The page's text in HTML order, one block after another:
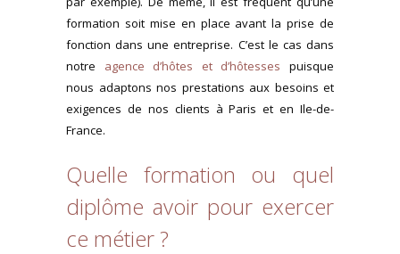
formation soit mise en place avant la prise de
fonction dans une entreprise. C’est le cas dans
notre agence d’hôtes et d’hôtesses puisque
nous adaptons nos prestations aux besoins et
exigences de nos clients à Paris et en Ile-de-
France.
Quelle formation ou quel
diplôme avoir pour exercer
ce métier ?